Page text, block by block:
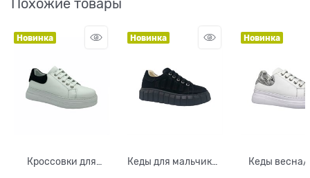
Похожие товары
Новинка
Кроссовки для
Новинка
Кеды для мальчика/
Новинка
Кеды весна/